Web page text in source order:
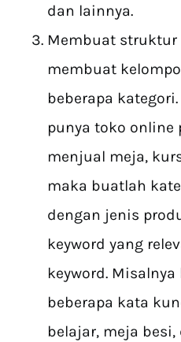
dan lainnya.
Membuat struktur
membuat
beberapa
punya toko online
menjual meja,
maka buatlah
dengan jenis
keyword yang
keyword.
beberapa kata
belajar, meja